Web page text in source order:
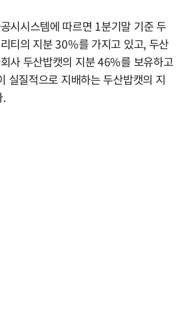
시시스템에 따르면 1분기말 기준 두
티의 지분 30%를 가지고 있고, 두산
사 두산밥캣의 지분 46%를 보유하고
실질적으로 지배하는 두산밥캣의 지
.